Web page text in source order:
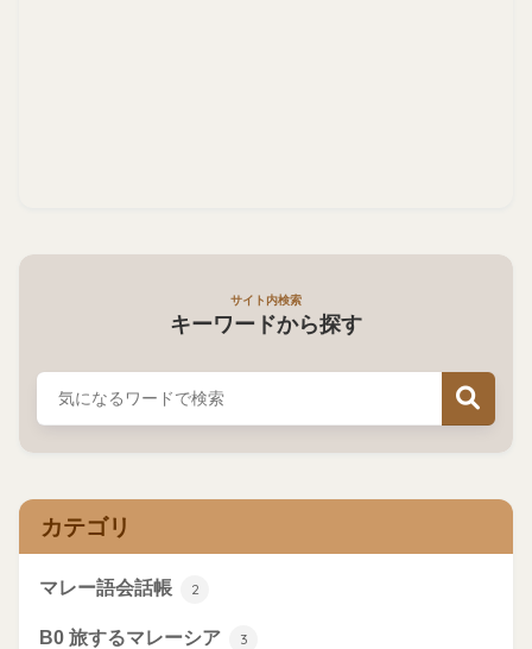
サイト内検索
キーワードから探す
カテゴリ
マレー語会話帳 2
B0 旅するマレーシア 3